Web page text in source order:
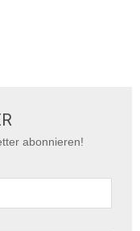
abonnieren!